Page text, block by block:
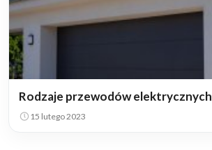
Rodzaje przewodów elektrycznych
15 lutego 2023